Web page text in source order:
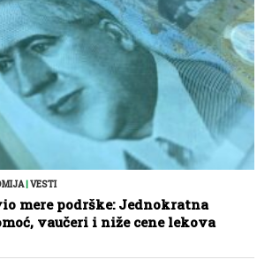
|VESTI
mere podrške: Jednokratna
vaučeri i niže cene lekova